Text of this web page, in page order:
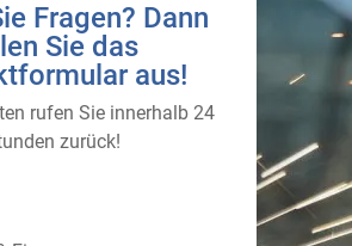
Fragen? Dann
Sie das
aus!
rufen Sie innerhalb 24
zurück!